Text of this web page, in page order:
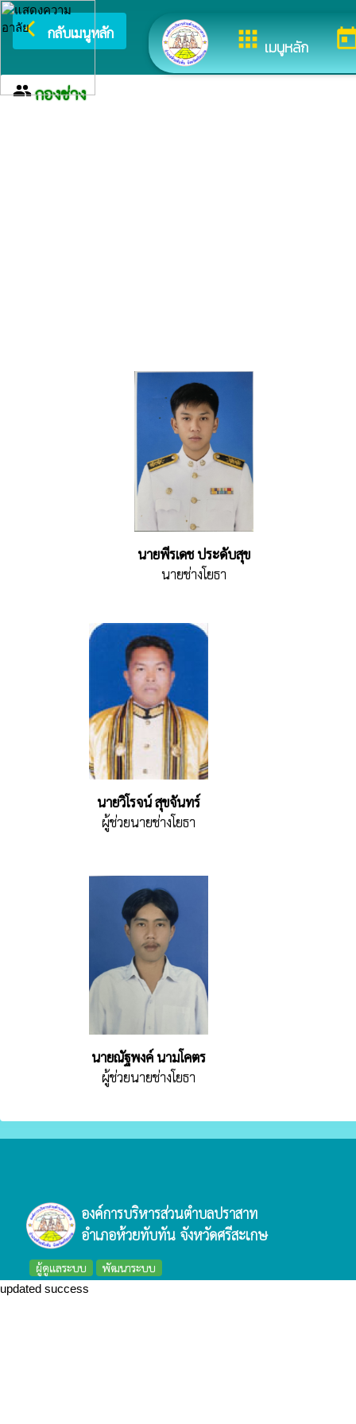
appsเมนูหลัก
arrow_back_ios กลับเมนูหลัก ยินดีต้อนรับสู่
groupกองช่าง
นายพีรเดช ประดับสุข
นายช่างโยธา
นายวิโรจน์ สุขจันทร์
ผู้ช่วยนายช่างโยธา
นายณัฐพงค์ นามโคตร
ผู้ช่วยนายช่างโยธา
องค์การบริหารส่วนตำบลปราสาท
อำเภอห้วยทับทัน จังหวัดศรีสะเกษ
ผู้ดูแลระบบ พัฒนาระบบ
updated success